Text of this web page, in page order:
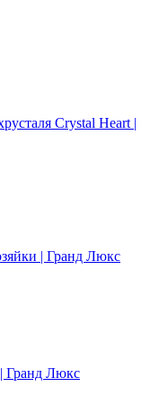
Crystal Heart |
| Гранд Люкс
Гранд Люкс